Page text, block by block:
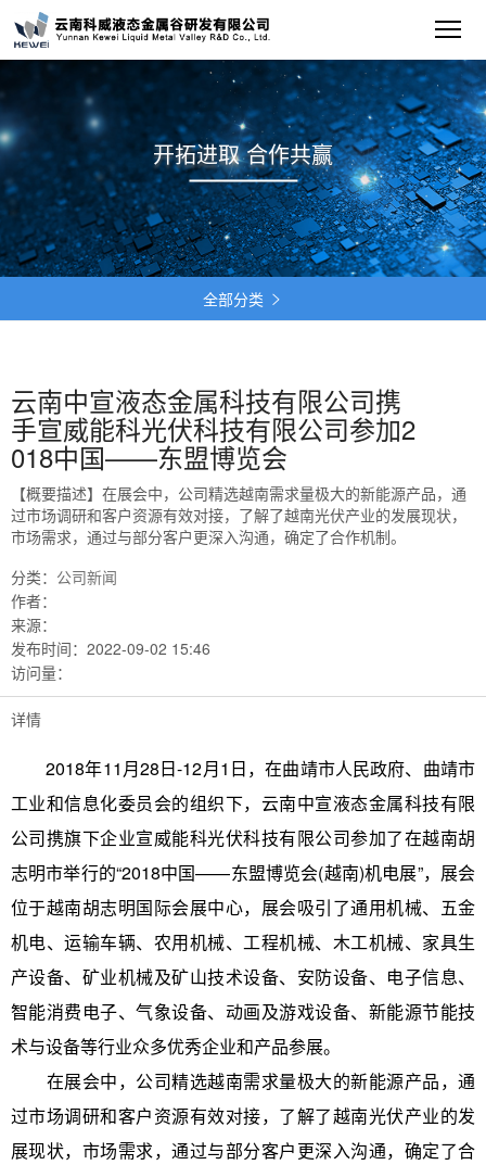
开拓进取 合作共赢
全部分类 
云南中宣液态金属科技有限公司携
手宣威能科光伏科技有限公司参加2
018中国——东盟博览会
【概要描述】 在展会中，公司精选越南需求量极大的新能源产品，通
过市场调研和客户资源有效对接，了解了越南光伏产业的发展现状，
市场需求，通过与部分客户更深入沟通，确定了合作机制。
分类： 公司新闻
作者：
来源：
发布时间： 2022-09-02 15:46
访问量：
详情
2018年11月28日-12月1日，在曲靖市人民政府、曲靖市
工业和信息化委员会的组织下，云南中宣液态金属科技有限
公司携旗下企业宣威能科光伏科技有限公司参加了在越南胡
志明市举行的“2018中国——东盟博览会(越南)机电展”，展会
位于越南胡志明国际会展中心，展会吸引了通用机械、五金
机电、运输车辆、农用机械、工程机械、木工机械、家具生
产设备、矿业机械及矿山技术设备、安防设备、电子信息、
智能消费电子、气象设备、动画及游戏设备、新能源节能技
术与设备等行业众多优秀企业和产品参展。
在展会中，公司精选越南需求量极大的新能源产品，通
过市场调研和客户资源有效对接，了解了越南光伏产业的发
展现状，市场需求，通过与部分客户更深入沟通，确定了合